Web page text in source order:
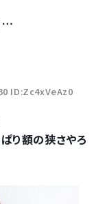
…
ID:Zc4xVeAz0
り額の狭さやろ